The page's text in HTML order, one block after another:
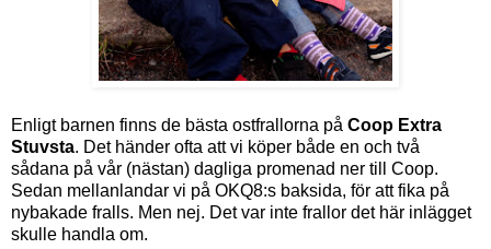
Enligt barnen finns de bästa ostfrallorna på Coop Extra
Stuvsta. Det händer ofta att vi köper både en och två
sådana på vår (nästan) dagliga promenad ner till Coop.
Sedan mellanlandar vi på OKQ8:s baksida, för att fika på
nybakade fralls. Men nej. Det var inte frallor det här inlägget
skulle handla om.